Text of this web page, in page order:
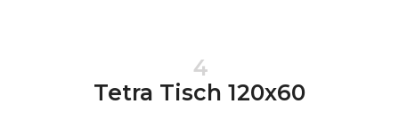
4
Tetra Tisch 120x60